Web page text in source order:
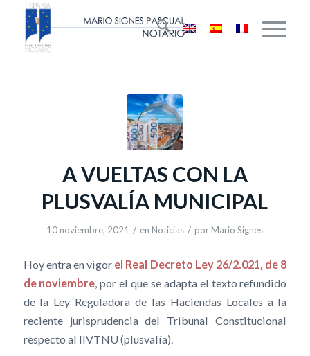
A VUELTAS CON LA
PLUSVALÍA MUNICIPAL
10 noviembre, 2021 / en Noticias / por Mario Signes
Hoy entra en vigor el Real Decreto Ley 26/2.021, de 8
de noviembre , por el que se adapta el texto refundido
de la Ley Reguladora de las Haciendas Locales a la
reciente jurisprudencia del Tribunal Constitucional
respecto al IIVTNU (plusvalía).